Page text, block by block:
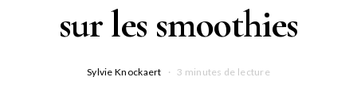
sur les smoothies
Sylvie Knockaert 3 minutes de lecture